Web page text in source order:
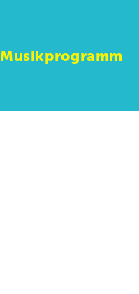
Musikprogramm